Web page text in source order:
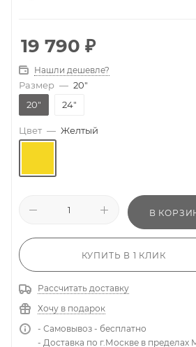
19 790 ₽
Нашли дешевле?
Размер — 20"
20"
24"
Цвет — Желтый
В
КУПИТЬ В 1 КЛИК
Рассчитать доставку
Хочу в подарок
- Самовывоз - бесплатно
- Доставка по г.Москве в